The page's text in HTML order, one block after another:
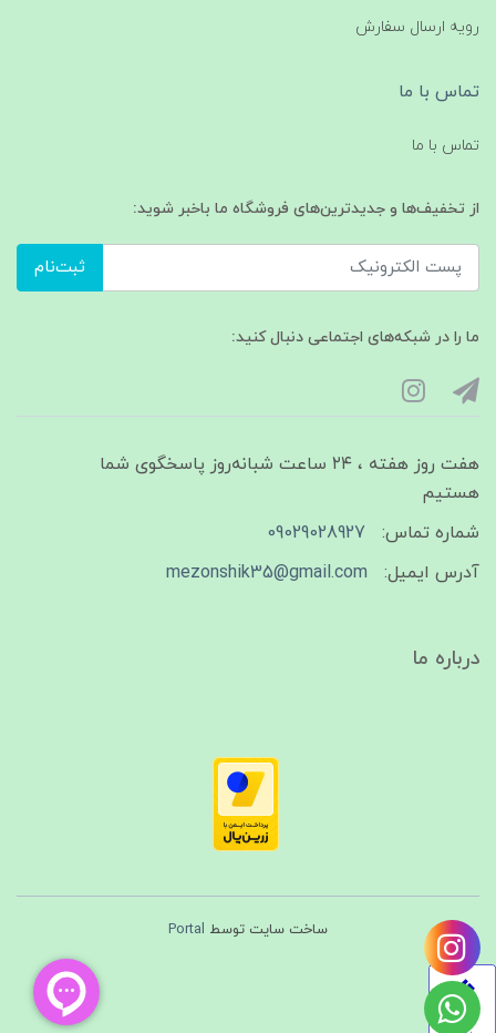
رویه ارسال سفارش
تماس با ما
تماس با ما
از تخفیف‌ها و جدیدترین‌های فروشگاه ما باخبر شوید:
ثبت‌نام
ما را در شبکه‌های اجتماعی دنبال کنید:
هفت روز هفته ، ۲۴ ساعت شبانه‌روز پاسخگوی شما
هستیم
شماره تماس:
09029028927
آدرس ایمیل:
mezonshik35@gmail.com
درباره ما
ساخت سایت توسط Portal